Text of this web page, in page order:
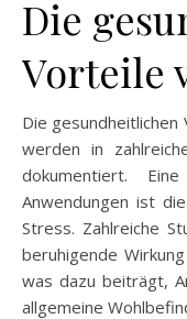
Die
Vorteile
Die gesundheitlichen
werden in
dokumentiert.
Anwendungen ist
Stress. Zahlreiche
beruhigende
was dazu beiträgt,
allgemeine